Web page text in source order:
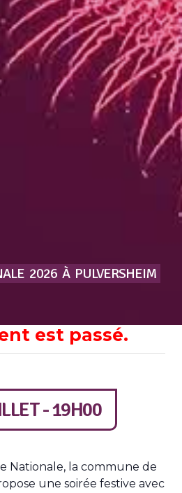
2026 À PULVERSHEIM
est passé.
- 19H00
Nationale, la commune de
une soirée festive avec